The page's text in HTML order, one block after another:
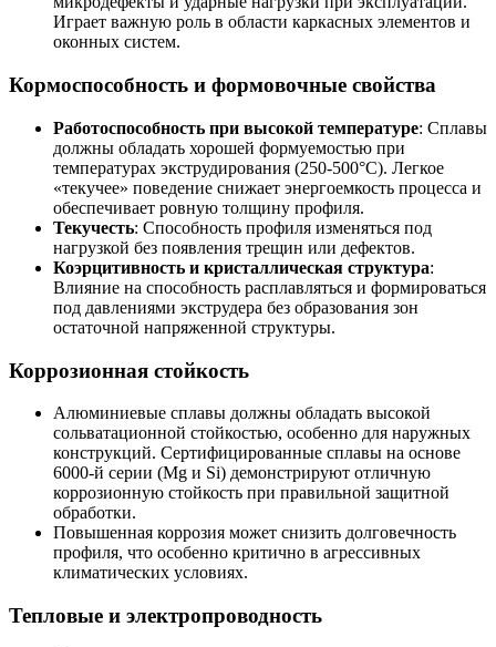
Играет важную роль в области каркасных элементов и
оконных систем.
Кормоспособность и формовочные свойства
Работоспособность при высокой температуре: Сплавы
должны обладать хорошей формуемостью при
температурах экструдирования (250-500°C). Легкое
«текучее» поведение снижает энергоемкость процесса и
обеспечивает ровную толщину профиля.
Текучесть: Способность профиля изменяться под
нагрузкой без появления трещин или дефектов.
Коэрцитивность и кристаллическая структура:
Влияние на способность расплавляться и формироваться
под давлениями экструдера без образования зон
остаточной напряженной структуры.
Коррозионная стойкость
Алюминиевые сплавы должны обладать высокой
сольватационной стойкостью, особенно для наружных
конструкций. Сертифицированные сплавы на основе
6000-й серии (Mg и Si) демонстрируют отличную
коррозионную стойкость при правильной защитной
обработки.
Повышенная коррозия может снизить долговечность
профиля, что особенно критично в агрессивных
климатических условиях.
Тепловые и электропроводность